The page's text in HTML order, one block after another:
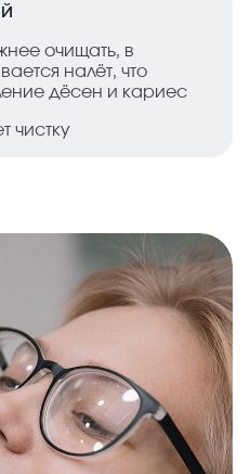
очищать, в
налёт, что
дёсен и кариес
чистку